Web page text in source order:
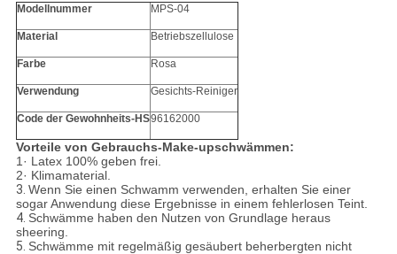
Modellnummer MPS-04
Material Betriebszellulose
Farbe Rosa
Verwendung Gesichts-Reiniger
Code der Gewohnheits-HS96162000
Vorteile von Gebrauchs-Make-upschwämmen:
1· Latex 100% geben frei.
2· Klimamaterial.
3. Wenn Sie einen Schwamm verwenden, erhalten Sie einer
sogar Anwendung diese Ergebnisse in einem fehlerlosen Teint.
4. Schwämme haben den Nutzen von Grundlage heraus
sheering.
5. Schwämme mit regelmäßig gesäubert beherbergten nicht